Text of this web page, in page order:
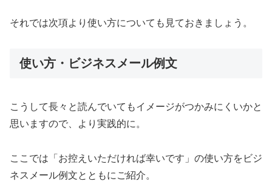
それでは次項より使い方についても見ておきましょう。
使い方・ビジネスメール例文
こうして長々と読んでいてもイメージがつかみにくいかと
思いますので、より実践的に。
ここでは「お控えいただければ幸いです」の使い方をビジ
ネスメール例文とともにご紹介。